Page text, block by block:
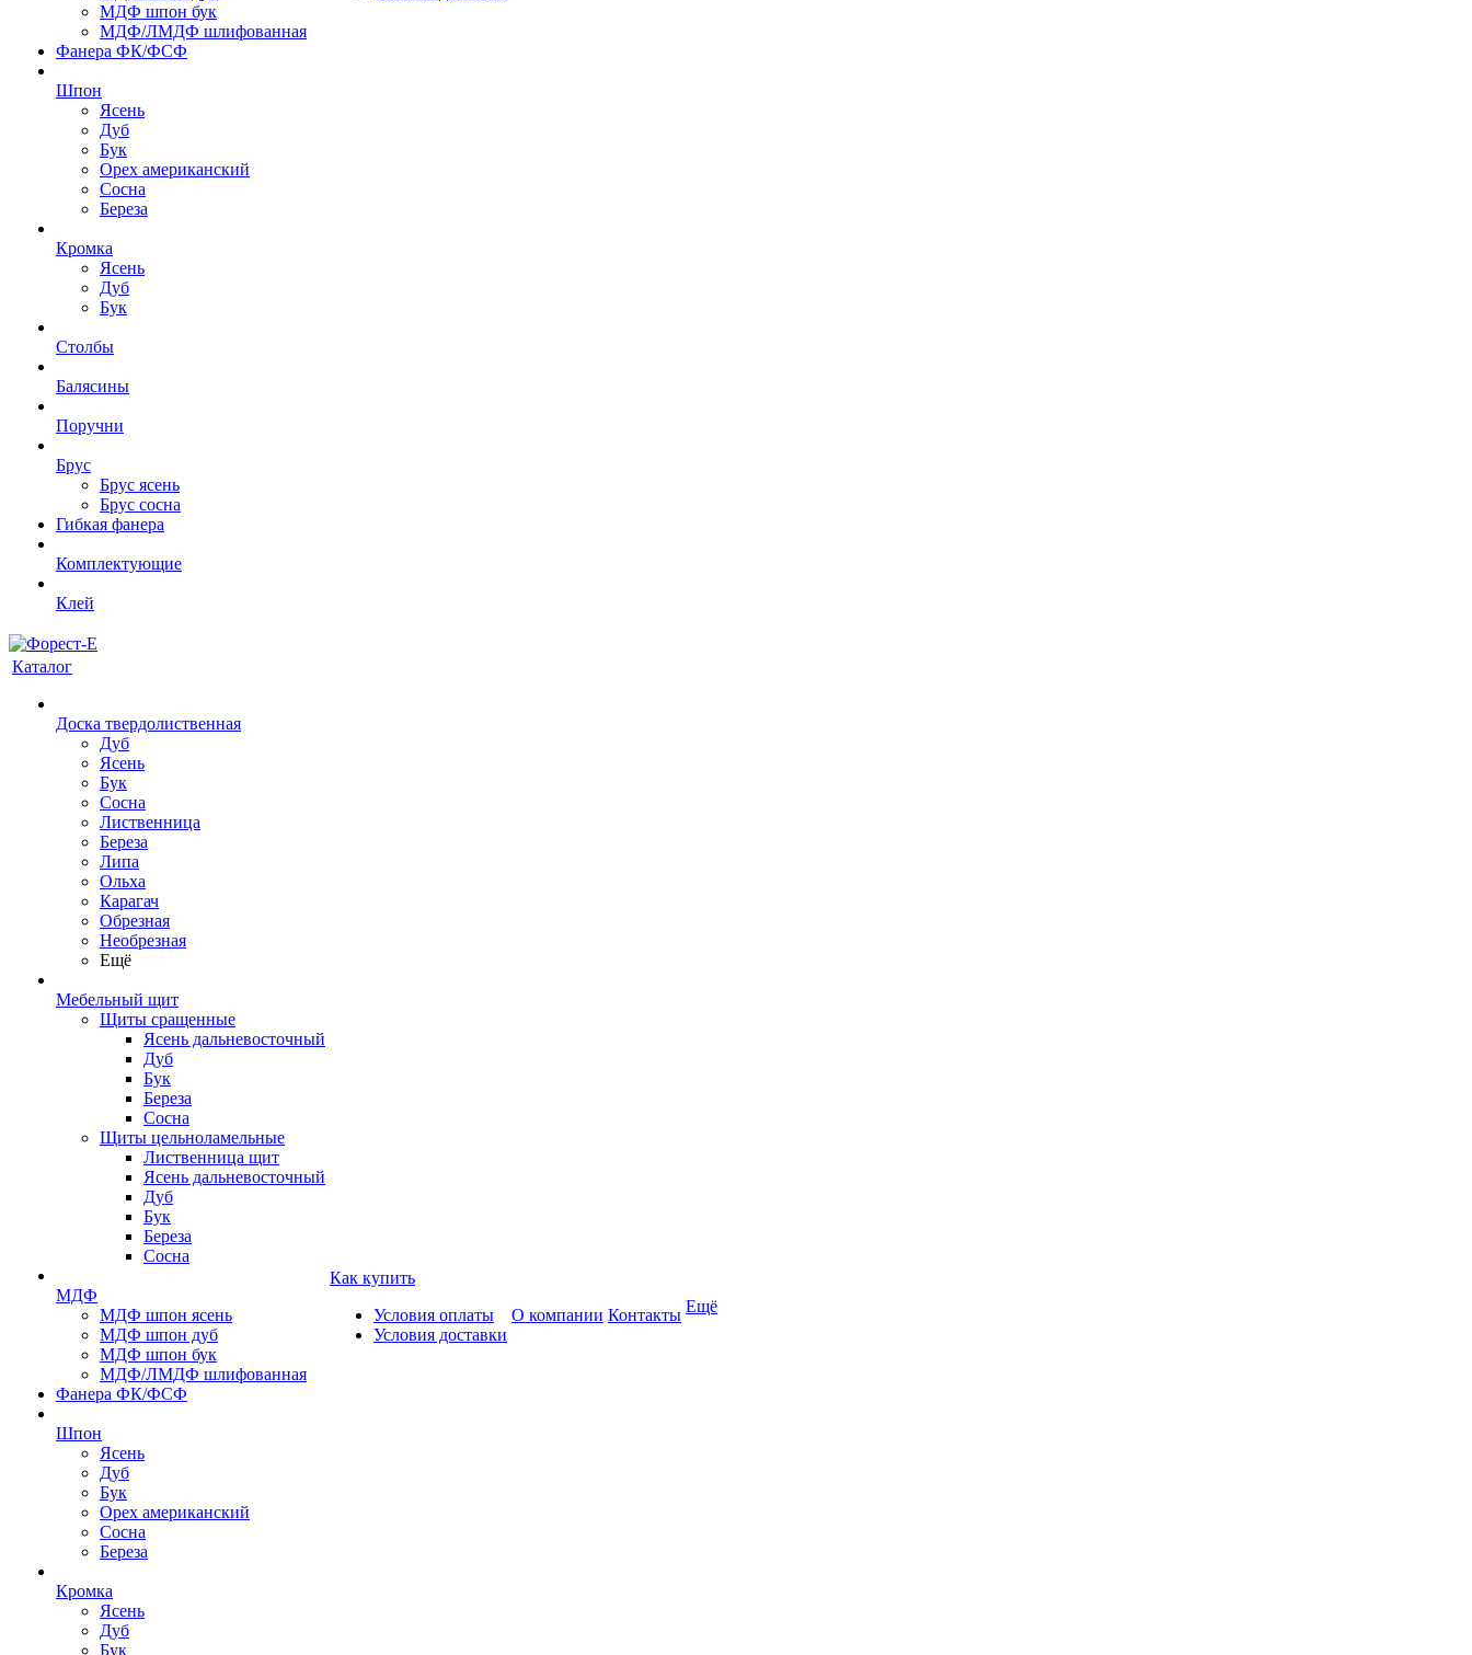
МДФ шпон бук
МДФ/ЛМДФ шлифованная
Фанера ФК/ФСФ
Шпон
Ясень
Дуб
Бук
Орех американский
Сосна
Береза
Кромка
Ясень
Дуб
Бук
Столбы
Балясины
Поручни
Брус
Брус ясень
Брус сосна
Гибкая фанера
Комплектующие
Клей
Каталог
Доска твердолиственная
Дуб
Ясень
Бук
Сосна
Лиственница
Береза
Липа
Ольха
Карагач
Обрезная
Необрезная
Ещё
Мебельный щит
Щиты сращенные
Ясень дальневосточный
Дуб
Бук
Береза
Сосна
Щиты цельноламельные
Лиственница щит
Ясень дальневосточный
Дуб
Бук
Береза
Сосна
МДФ
МДФ шпон ясень
МДФ шпон дуб
МДФ шпон бук
МДФ/ЛМДФ шлифованная
Фанера ФК/ФСФ
Шпон
Ясень
Дуб
Бук
Орех американский
Сосна
Береза
Кромка
Ясень
Дуб
Бук
Как купить
Условия оплаты
Условия доставки
О компании Контакты Ещё